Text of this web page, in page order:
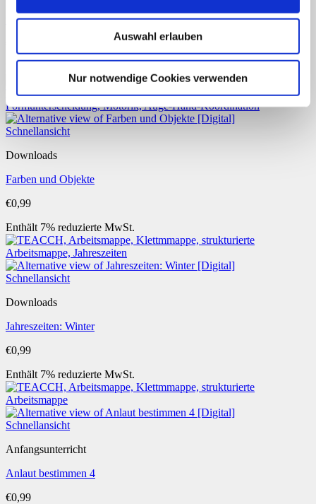
Auswahl erlauben
Nur notwendige Cookies verwenden
von klein zu groß: Obst
Schnellansicht
Downloads
Farben und Objekte
€0,99
Enthält 7% reduzierte MwSt.
Schnellansicht
Downloads
Jahreszeiten: Winter
€0,99
Enthält 7% reduzierte MwSt.
Schnellansicht
Anfangsunterricht
Anlaut bestimmen 4
€0,99